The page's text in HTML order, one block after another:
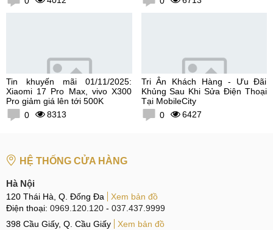
Tin khuyến mãi 01/11/2025:
Xiaomi 17 Pro Max, vivo X300
Pro giảm giá lên tới 500K
0
8313
Tri Ân Khách Hàng - Ưu Đãi
Khủng Sau Khi Sửa Điện Thoại
Tại MobileCity
0
6427
HỆ THỐNG CỬA HÀNG
Hà Nội
120 Thái Hà, Q. Đống Đa
Xem bản đồ
Điện thoại: 0969.120.120 - 037.437.9999
398 Cầu Giấy, Q. Cầu Giấy
Xem bản đồ